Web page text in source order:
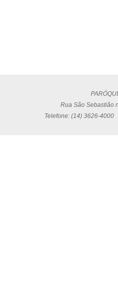
Rua São Sebastião
Telefone: (14) 3626-